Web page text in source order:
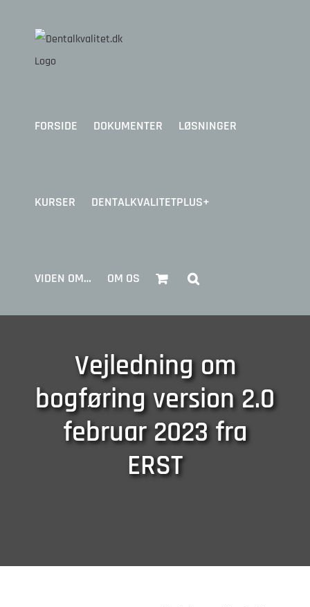
FORSIDE DOKUMENTER LØSNINGER
KURSER DENTALKVALITETPLUS+
VIDEN OM… OM OS
Vejledning om
bogføring version 2.0
februar 2023 fra
ERST